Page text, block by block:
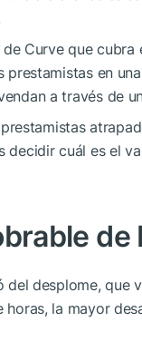
Curve que
prestamistas en
a través de
decidir cuál es el
de
del desplome, que
horas, la mayor